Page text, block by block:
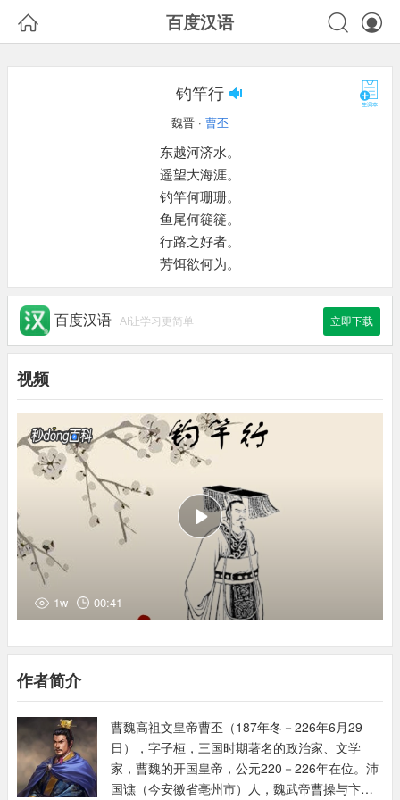
 百度汉语 

钓竿行
魏晋 · 曹丕
东越河济水。
遥望大海涯。
钓竿何珊珊。
鱼尾何簁簁。
行路之好者。
芳饵欲何为。
百度汉语 AI让学习更简单 立即下载
视频
1w 00:41
作者简介
曹魏高祖文皇帝曹丕（187年冬－226年6月29
日），字子桓，三国时期著名的政治家、文学
家，曹魏的开国皇帝，公元220－226年在位。沛
国谯（今安徽省亳州市）人，魏武帝曹操与卞夫